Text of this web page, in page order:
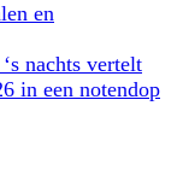
en
nachts vertelt
in een notendop